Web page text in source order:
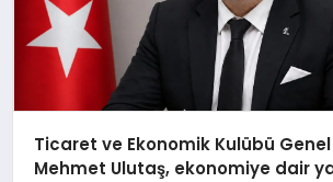
Ticaret ve Ekonomik Kulübü Genel
Mehmet Ulutaş, ekonomiye dair